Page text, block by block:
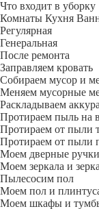
Что входит в уборку
Регу­лярная
Гене­ральная
После ремонта
Заправляем кровать
Собираем мусор и
Меняем мусорные
Раскладываем
Протираем пыль на
Протираем от пыли
Протираем от пыли
Моем дверные ручки
Моем зеркала и
Пылесосим пол
Моем пол и
Моем шкафы и